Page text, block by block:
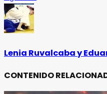
Lenia Ruvalcaba y
CONTENIDO